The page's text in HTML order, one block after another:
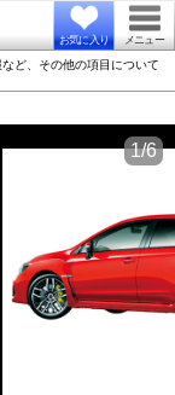
お気に入り メニュー
ど、その他の項目について
1/6